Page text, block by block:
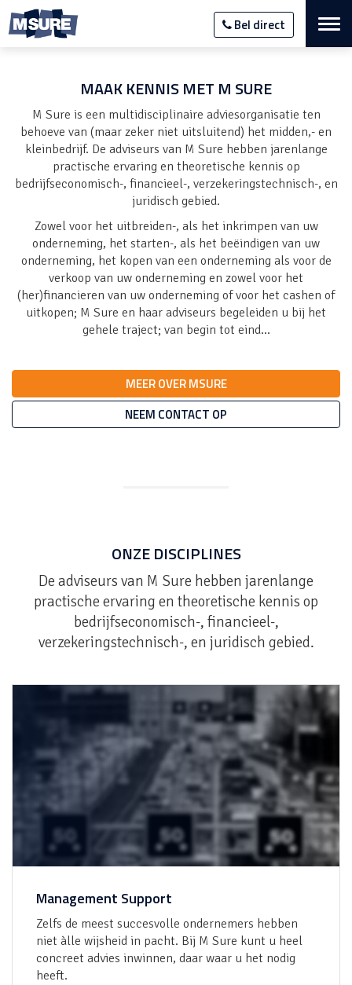
Nav
Bel direct
MAAK KENNIS MET M SURE
M Sure is een multidisciplinaire adviesorganisatie ten
behoeve van (maar zeker niet uitsluitend) het midden,- en
kleinbedrijf. De adviseurs van M Sure hebben jarenlange
practische ervaring en theoretische kennis op
bedrijfseconomisch-, financieel-, verzekeringstechnisch-, en
juridisch gebied.
Zowel voor het uitbreiden-, als het inkrimpen van uw
onderneming, het starten-, als het beëindigen van uw
onderneming, het kopen van een onderneming als voor de
verkoop van uw onderneming en zowel voor het
(her)financieren van uw onderneming of voor het cashen of
uitkopen; M Sure en haar adviseurs begeleiden u bij het
gehele traject; van begin tot eind...
MEER OVER MSURE
NEEM CONTACT OP
ONZE DISCIPLINES
De adviseurs van M Sure hebben jarenlange
practische ervaring en theoretische kennis op
bedrijfseconomisch-, financieel-,
verzekeringstechnisch-, en juridisch gebied.
Management Support
Zelfs de meest succesvolle ondernemers hebben
niet àlle wijsheid in pacht. Bij M Sure kunt u heel
concreet advies inwinnen, daar waar u het nodig
heeft.